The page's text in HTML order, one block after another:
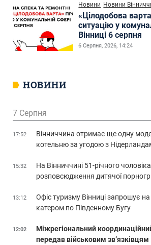
Новини Новини
«Цілодобова
ситуацію у
Вінниці 6 серпня
6 Серпня, 2026, 14:24
НОВИНИ
7 Серпня
17:52
Вінниччина отримає ще одну
котельню за угодою з
15:32
На Вінниччині 51-річного
розповсюдження дитячої
13:12
Офіс туризму Вінниці запрошує
катером по Південному Бугу
12:02
Міжрегіональний
передав військовим